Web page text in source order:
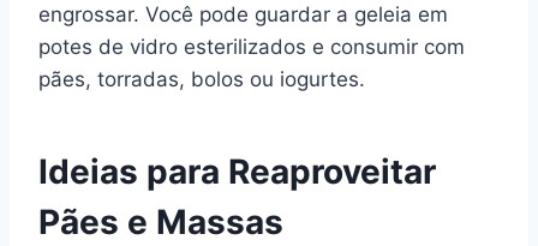
engrossar. Você pode guardar a geleia em
potes de vidro esterilizados e consumir com
pães, torradas, bolos ou iogurtes.
Ideias para Reaproveitar
Pães e Massas